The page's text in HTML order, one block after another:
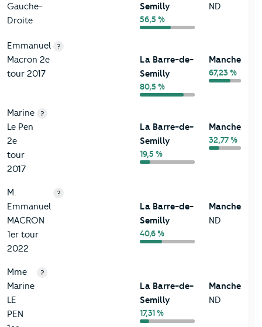
Gauche-
Droite
Semilly
56,5 %
ND
Emmanuel
Macron 2e
tour 2017
?
La Barre-de-
Semilly
80,5 %
Manche
67,23 %
Marine
Le Pen
2e
tour
2017
?
La Barre-de-
Semilly
19,5 %
Manche
32,77 %
M.
Emmanuel
MACRON
1er tour
2022
?
La Barre-de-
Semilly
40,6 %
Manche
ND
Mme
Marine
LE
PEN
?
La Barre-de-
Semilly
17,31 %
Manche
ND